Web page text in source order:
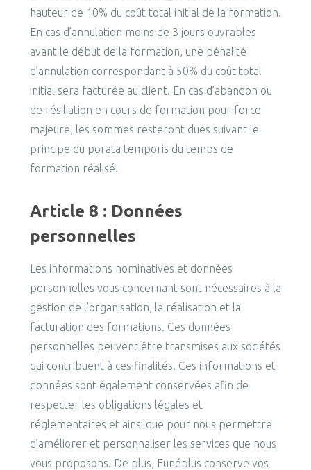
hauteur de 10% du coût total initial de la formation.
En cas d’annulation moins de 3 jours ouvrables
avant le début de la formation, une pénalité
d’annulation correspondant à 50% du coût total
initial sera facturée au client. En cas d’abandon ou
de résiliation en cours de formation pour force
majeure, les sommes resteront dues suivant le
principe du porata temporis du temps de
formation réalisé.
Article 8 : Données
personnelles
Les informations nominatives et données
personnelles vous concernant sont nécessaires à la
gestion de l’organisation, la réalisation et la
facturation des formations. Ces données
personnelles peuvent être transmises aux sociétés
qui contribuent à ces finalités. Ces informations et
données sont également conservées afin de
respecter les obligations légales et
réglementaires et ainsi que pour nous permettre
d’améliorer et personnaliser les services que nous
vous proposons. De plus, Funéplus conserve vos